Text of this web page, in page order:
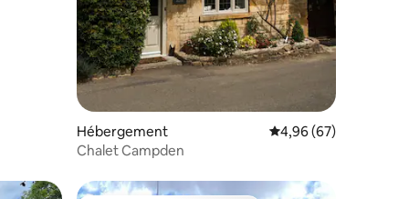
: 4,98 sur 5
Hébergement Évaluation moyenne
4,96 (67)
Chalet Campden